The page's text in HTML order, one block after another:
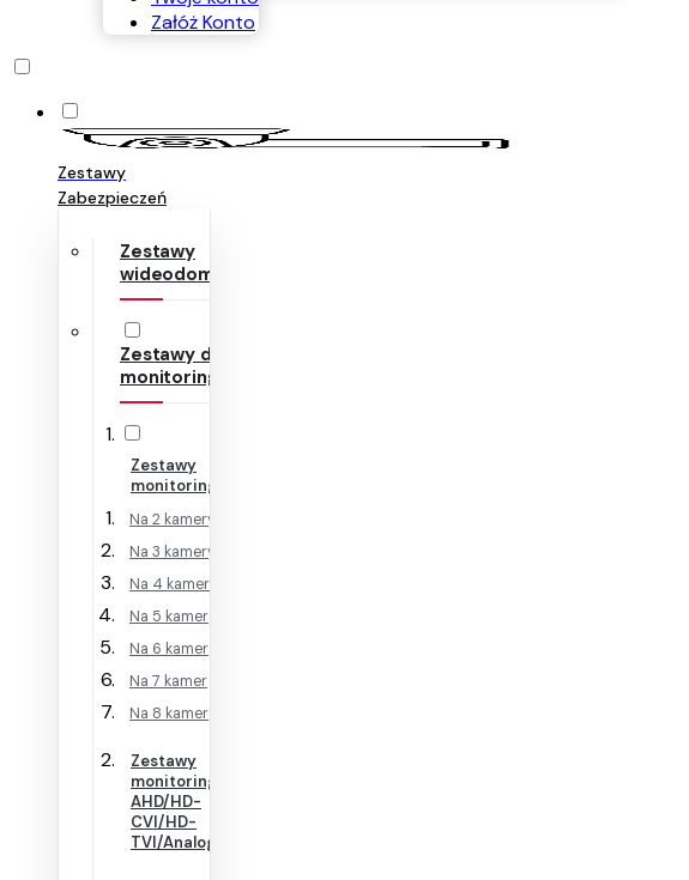
Załóż Konto
Zestawy
Zabezpieczeń
Zestawy
wideodomofonów
Zestawy do
monitoringu
Zestawy
monitoringu IP
Na 2 kamery
Na 3 kamery
Na 4 kamery
Na 5 kamer
Na 6 kamer
Na 7 kamer
Na 8 kamer
Zestawy
monitoringu
AHD/HD-
CVI/HD-
TVI/Analog